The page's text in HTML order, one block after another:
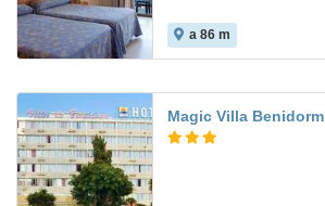
a 86 m
Magic Villa Benidorm